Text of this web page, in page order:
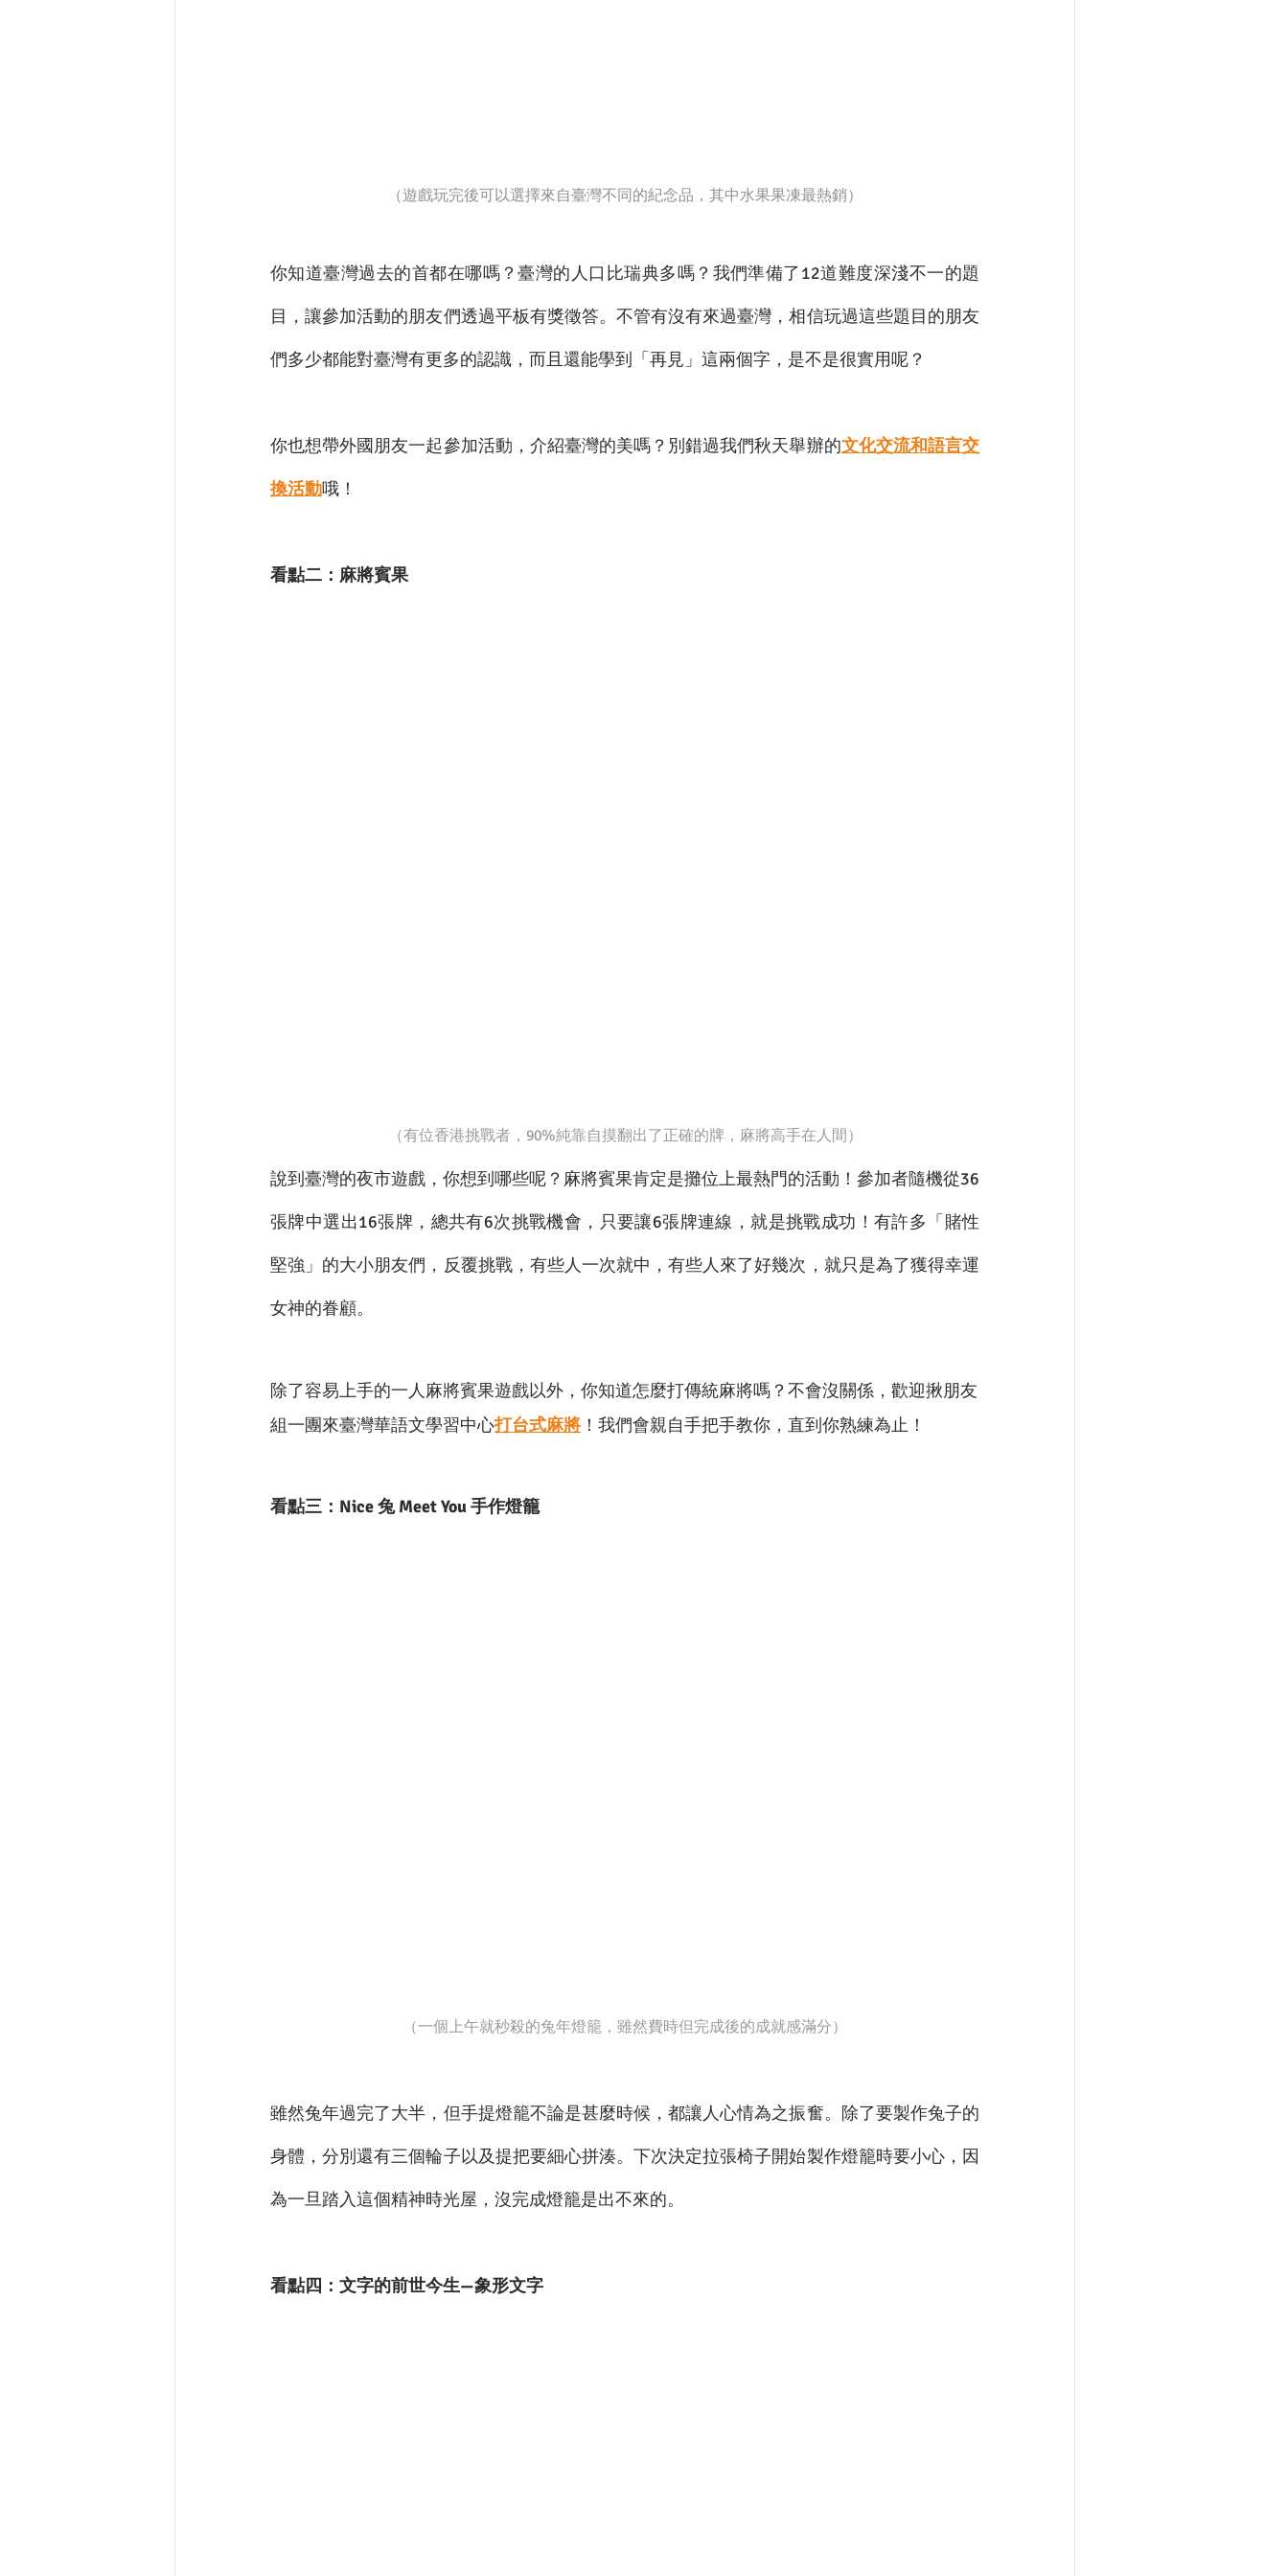
（遊戲玩完後可以選擇來自臺灣不同的紀念品，其中水果果凍最熱銷）
你知道臺灣過去的首都在哪嗎？臺灣的人口比瑞典多嗎？我們準備了12道難度深淺不一的題
目，讓參加活動的朋友們透過平板有獎徵答。不管有沒有來過臺灣，相信玩過這些題目的朋友
們多少都能對臺灣有更多的認識，而且還能學到「再見」這兩個字，是不是很實用呢？
你也想帶外國朋友一起參加活動，介紹臺灣的美嗎？別錯過我們秋天舉辦的文化交流和語言交
換活動哦！
看點二：麻將賓果
（有位香港挑戰者，90%純靠自摸翻出了正確的牌，麻將高手在人間）
說到臺灣的夜市遊戲，你想到哪些呢？麻將賓果肯定是攤位上最熱門的活動！參加者隨機從36
張牌中選出16張牌，總共有6次挑戰機會，只要讓6張牌連線，就是挑戰成功！有許多「賭性
堅強」的大小朋友們，反覆挑戰，有些人一次就中，有些人來了好幾次，就只是為了獲得幸運
女神的眷顧。
除了容易上手的一人麻將賓果遊戲以外，你知道怎麼打傳統麻將嗎？不會沒關係，歡迎揪朋友
組一團來臺灣華語文學習中心打台式麻將 ！ 我們會親自手把手教你，直到你熟練為止！
看點三：Nice 兔 Meet You 手作燈籠
（一個上午就秒殺的兔年燈籠，雖然費時但完成後的成就感滿分）
雖然兔年過完了大半，但手提燈籠不論是甚麼時候，都讓人心情為之振奮。除了要製作兔子的
身體，分別還有三個輪子以及提把要細心拼湊。下次決定拉張椅子開始製作燈籠時要小心，因
為一旦踏入這個精神時光屋，沒完成燈籠是出不來的。
看點四：文字的前世今生—象形文字